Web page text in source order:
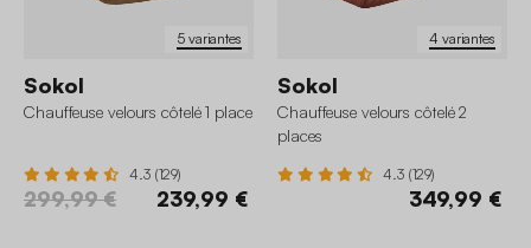
5 variantes
Sokol
Chauffeuse velours côtelé 1 place
4.3 (129)
299,99 € 239,99 €
4 variantes
Sokol
Chauffeuse velours côtelé 2
places
4.3 (129)
349,99 €